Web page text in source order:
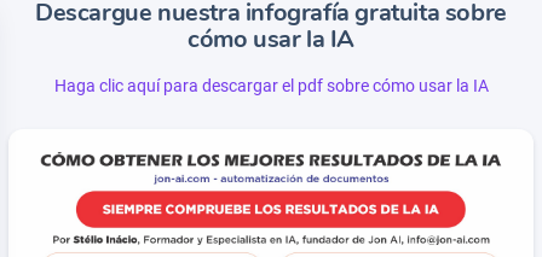
Descargue nuestra infografía gratuita sobre
cómo usar la IA
Haga clic aquí para descargar el pdf sobre cómo usar la IA